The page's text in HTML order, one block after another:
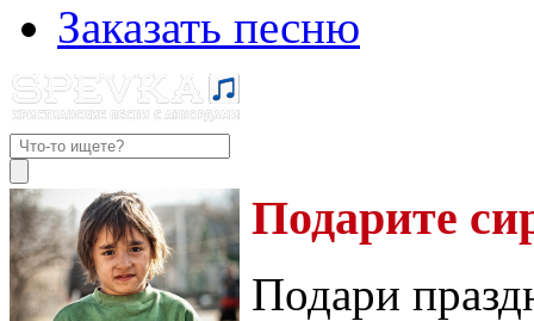
Заказать песню
Подарите
Подари